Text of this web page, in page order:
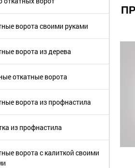
ворота своими руками
ворота из дерева
откатные ворота
ворота из профнастила
из профнастила
ворота с калиткой своими